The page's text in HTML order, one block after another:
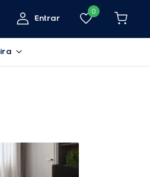
Entrar
0